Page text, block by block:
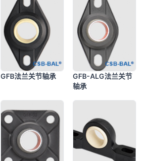
GFB法兰关节轴承
GFB-ALG法兰关节
轴承